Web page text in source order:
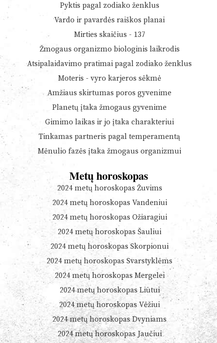
Pyktis pagal zodiako ženklus
Vardo ir pavardės raiškos planai
Mirties skaičius - 137
Žmogaus organizmo biologinis laikrodis
Atsipalaidavimo pratimai pagal zodiako ženklus
Moteris - vyro karjeros sėkmė
Amžiaus skirtumas poros gyvenime
Planetų įtaka žmogaus gyvenime
Gimimo laikas ir jo įtaka charakteriui
Tinkamas partneris pagal temperamentą
Mėnulio fazės įtaka žmogaus organizmui
Metų horoskopas
2024 metų horoskopas Žuvims
2024 metų horoskopas Vandeniui
2024 metų horoskopas Ožiaragiui
2024 metų horoskopas Šauliui
2024 metų horoskopas Skorpionui
2024 metų horoskopas Svarstyklėms
2024 metų horoskopas Mergelei
2024 metų horoskopas Liūtui
2024 metų horoskopas Vėžiui
2024 metų horoskopas Dvyniams
2024 metų horoskopas Jaučiui